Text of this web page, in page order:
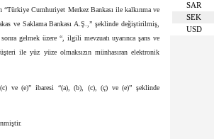
“Türkiye Cumhuriyet Merkez Bankası ile kalkınma ve
ve Saklama Bankası A.Ş.,” şeklinde değiştirilmiş,
gelmek üzere “, ilgili mevzuatı uyarınca şans ve
ile yüz yüze olmaksızın münhasıran elektronik
ve (e)” ibaresi “(a), (b), (c), (ç) ve (e)” şeklinde
SAR
SEK
USD